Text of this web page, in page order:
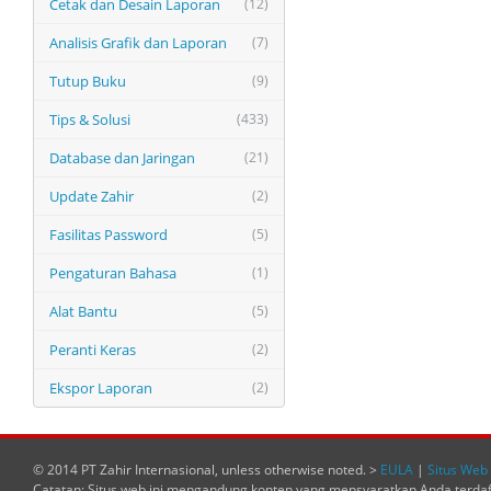
(12)
Cetak dan Desain Laporan
(7)
Analisis Grafik dan Laporan
(9)
Tutup Buku
(433)
Tips & Solusi
(21)
Database dan Jaringan
(2)
Update Zahir
(5)
Fasilitas Password
(1)
Pengaturan Bahasa
(5)
Alat Bantu
(2)
Peranti Keras
(2)
Ekspor Laporan
© 2014 PT Zahir Internasional, unless otherwise noted. > EULA | Situs